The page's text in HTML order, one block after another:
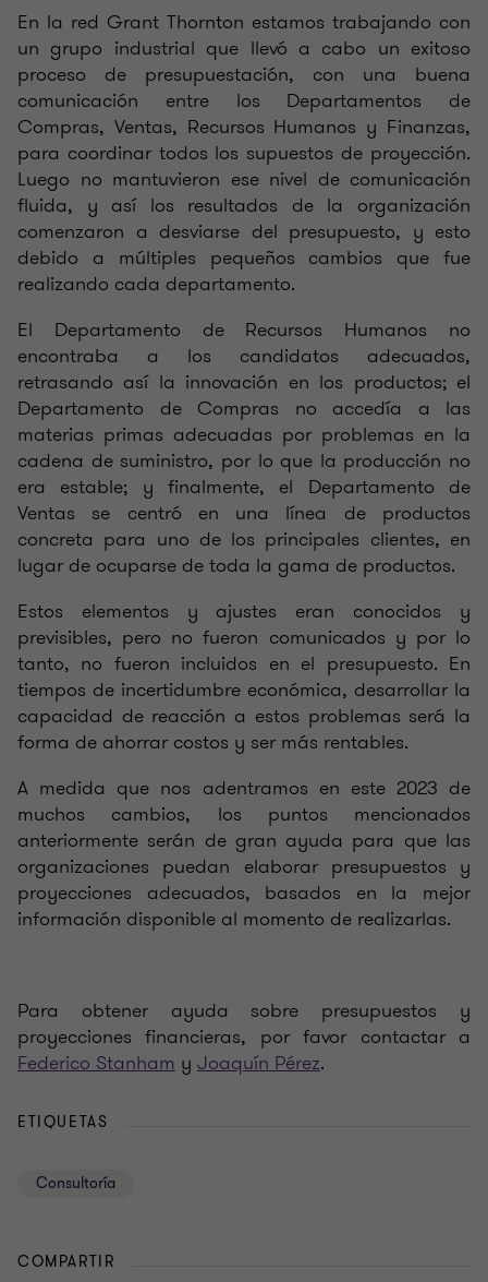
En la red Grant Thornton estamos trabajando con
un grupo industrial que llevó a cabo un exitoso
proceso de presupuestación, con una buena
comunicación entre los Departamentos de
Compras, Ventas, Recursos Humanos y Finanzas,
para coordinar todos los supuestos de proyección.
Luego no mantuvieron ese nivel de comunicación
fluida, y así los resultados de la organización
comenzaron a desviarse del presupuesto, y esto
debido a múltiples pequeños cambios que fue
realizando cada departamento.
El Departamento de Recursos Humanos no
encontraba a los candidatos adecuados,
retrasando así la innovación en los productos; el
Departamento de Compras no accedía a las
materias primas adecuadas por problemas en la
cadena de suministro, por lo que la producción no
era estable; y finalmente, el Departamento de
Ventas se centró en una línea de productos
concreta para uno de los principales clientes, en
lugar de ocuparse de toda la gama de productos.
Estos elementos y ajustes eran conocidos y
previsibles, pero no fueron comunicados y por lo
tanto, no fueron incluidos en el presupuesto. En
tiempos de incertidumbre económica, desarrollar la
capacidad de reacción a estos problemas será la
forma de ahorrar costos y ser más rentables.
A medida que nos adentramos en este 2023 de
muchos cambios, los puntos mencionados
anteriormente serán de gran ayuda para que las
organizaciones puedan elaborar presupuestos y
proyecciones adecuados, basados en la mejor
información disponible al momento de realizarlas.
Para obtener ayuda sobre presupuestos y
proyecciones financieras, por favor contactar a
Federico Stanham y Joaquín Pérez.
ETIQUETAS
Consultoría
COMPARTIR